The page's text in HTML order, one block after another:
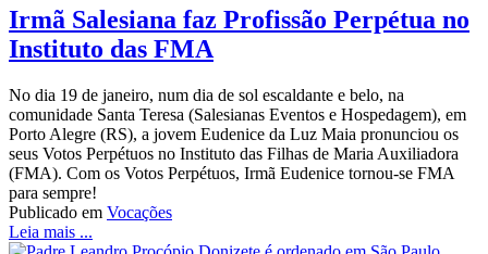
Irmã Salesiana faz Profissão Perpétua no
Instituto das FMA
No dia 19 de janeiro, num dia de sol escaldante e belo, na
comunidade Santa Teresa (Salesianas Eventos e Hospedagem), em
Porto Alegre (RS), a jovem Eudenice da Luz Maia pronunciou os
seus Votos Perpétuos no Instituto das Filhas de Maria Auxiliadora
(FMA). Com os Votos Perpétuos, Irmã Eudenice tornou-se FMA
para sempre!
Publicado em Vocações
Leia mais ...